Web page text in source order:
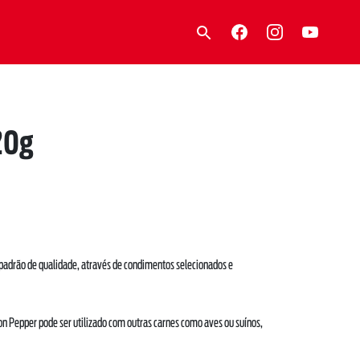
de qualidade, através de condimentos selecionados e
Pepper pode ser utilizado com outras carnes como aves ou suínos,